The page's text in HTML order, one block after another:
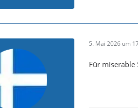
5. Mai 2026 um
Für miserable